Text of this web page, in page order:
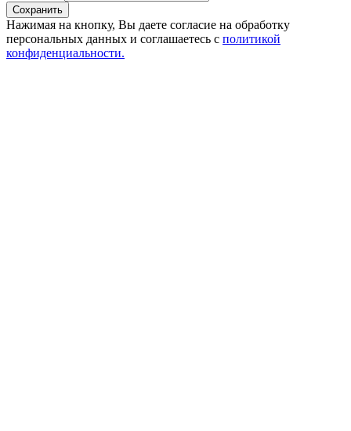
Сохранить
Нажимая на кнопку, Вы даете согласие на обработку
персональных данных и соглашаетесь с политикой
конфиденциальности.